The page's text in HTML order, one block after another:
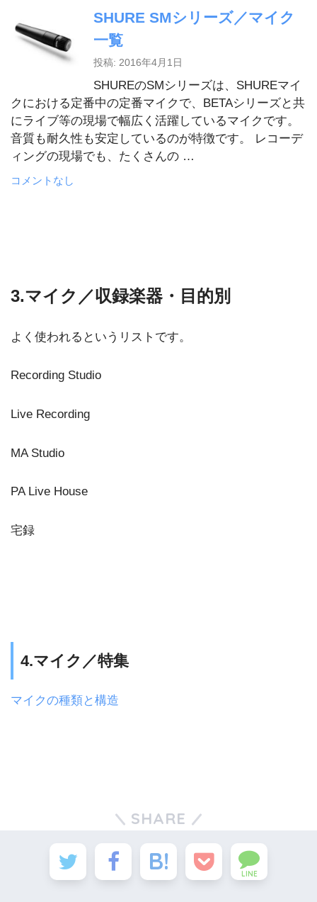
SHURE SMシリーズ／マイク
一覧
投稿: 2016年4月1日
SHUREのSMシリーズは、SHUREマイ
クにおける定番中の定番マイクで、BETAシリーズと共
にライブ等の現場で幅広く活躍しているマイクです。
音質も耐久性も安定しているのが特徴です。 レコーデ
ィングの現場でも、たくさんの …
コメントなし
3.マイク／収録楽器・目的別
よく使われるというリストです。
Recording Studio
Live Recording
MA Studio
PA Live House
宅録
4.マイク／特集
マイクの種類と構造
SHARE
LINE